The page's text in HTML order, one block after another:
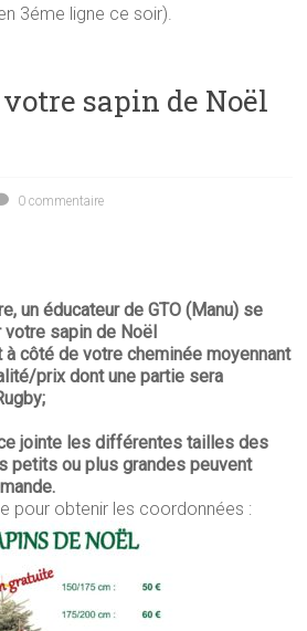
3éme ligne ce soir).
sapin de Noël
0 commentaire
un éducateur de GTO (Manu) se
sapin de Noël
à côté de votre cheminée moyennant
prix dont une partie sera
jointe les différentes tailles des
petits ou plus grandes peuvent
pour obtenir les coordonnées :